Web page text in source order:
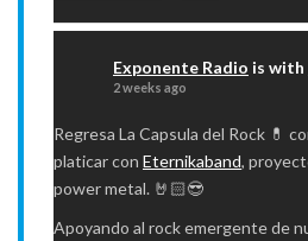
Exponente Radio is with
2 weeks ago
Regresa La Capsula del Rock 💊
platicar con Eternikaband,
power metal. 🤘🏻😎
Apoyando al rock emergente de